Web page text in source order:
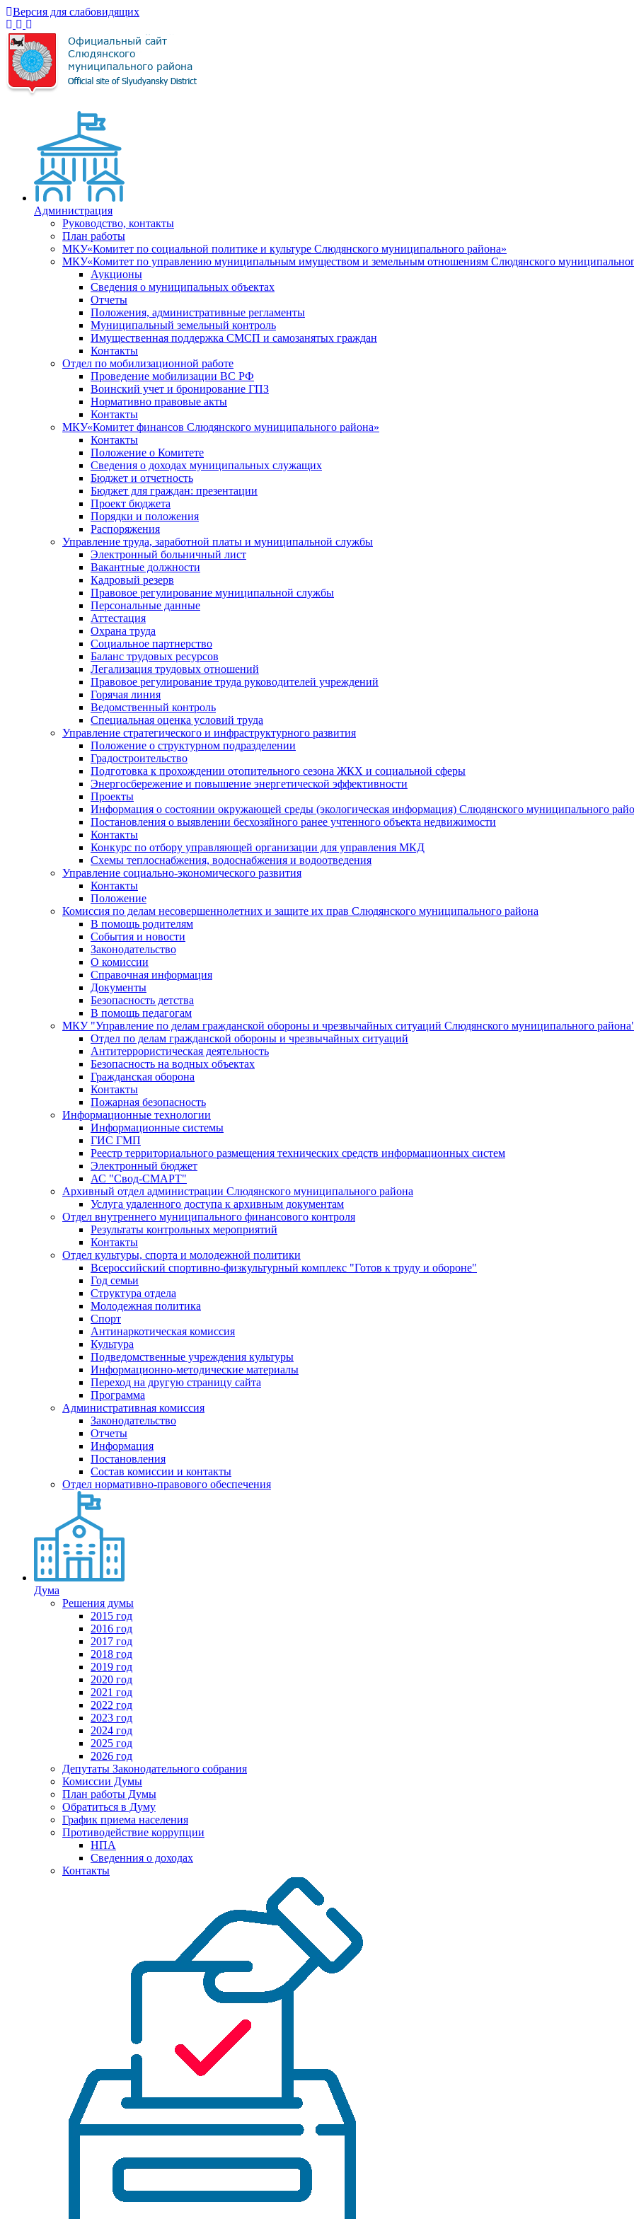
Версия для слабовидящих
Администрация
Руководство, контакты
План работы
МКУ«Комитет по социальной политике и культуре Слюдянского муниципального района»
МКУ«Комитет по управлению муниципальным имуществом и земельным отношениям Слюдянского
Аукционы
Сведения о муниципальных объектах
Отчеты
Положения, административные регламенты
Муниципальный земельный контроль
Имущественная поддержка СМСП и самозанятых граждан
Контакты
Отдел по мобилизационной работе
Проведение мобилизации ВС РФ
Воинский учет и бронирование ГПЗ
Нормативно правовые акты
Контакты
МКУ«Комитет финансов Слюдянского муниципального района»
Контакты
Положение о Комитете
Сведения о доходах муниципальных служащих
Бюджет и отчетность
Бюджет для граждан: презентации
Проект бюджета
Порядки и положения
Распоряжения
Управление труда, заработной платы и муниципальной службы
Электронный больничный лист
Вакантные должности
Кадровый резерв
Правовое регулирование муниципальной службы
Персональные данные
Аттестация
Охрана труда
Социальное партнерство
Баланс трудовых ресурсов
Легализация трудовых отношений
Правовое регулирование труда руководителей учреждений
Горячая линия
Ведомственный контроль
Специальная оценка условий труда
Управление стратегического и инфраструктурного развития
Положение о структурном подразделении
Градостроительство
Подготовка к прохождении отопительного сезона ЖКХ и социальной сферы
Энергосбережение и повышение энергетической эффективности
Проекты
Информация о состоянии окружающей среды (экологическая информация) Слюдянского муниципального
Постановления о выявлении бесхозяйного ранее учтенного объекта недвижимости
Контакты
Конкурс по отбору управляющей организации для управления МКД
Схемы теплоснабжения, водоснабжения и водоотведения
Управление социально-экономического развития
Контакты
Положение
Комиссия по делам несовершеннолетних и защите их прав Слюдянского муниципального района
В помощь родителям
События и новости
Законодательство
О комиссии
Справочная информация
Документы
Безопасность детства
В помощь педагогам
МКУ "Управление по делам гражданской обороны и чрезвычайных ситуаций Слюдянского муниципального
Отдел по делам гражданской обороны и чрезвычайных ситуаций
Антитеррористическая деятельность
Безопасность на водных объектах
Гражданская оборона
Контакты
Пожарная безопасность
Информационные технологии
Информационные системы
ГИС ГМП
Реестр территориального размещения технических средств информационных систем
Электронный бюджет
АС "Свод-СМАРТ"
Архивный отдел администрации Слюдянского муниципального района
Услуга удаленного доступа к архивным документам
Отдел внутреннего муниципального финансового контроля
Результаты контрольных мероприятий
Контакты
Отдел культуры, спорта и молодежной политики
Всероссийский спортивно-физкультурный комплекс "Готов к труду и обороне"
Год семьи
Структура отдела
Молодежная политика
Спорт
Антинаркотическая комиссия
Культура
Подведомственные учреждения культуры
Информационно-методические материалы
Переход на другую страницу сайта
Программа
Административная комиссия
Законодательство
Отчеты
Информация
Постановления
Состав комиссии и контакты
Отдел нормативно-правового обеспечения
Дума
Решения думы
2015 год
2016 год
2017 год
2018 год
2019 год
2020 год
2021 год
2022 год
2023 год
2024 год
2025 год
2026 год
Депутаты Законодательного собрания
Комиссии Думы
План работы Думы
Обратиться в Думу
График приема населения
Противодействие коррупции
НПА
Сведенния о доходах
Контакты